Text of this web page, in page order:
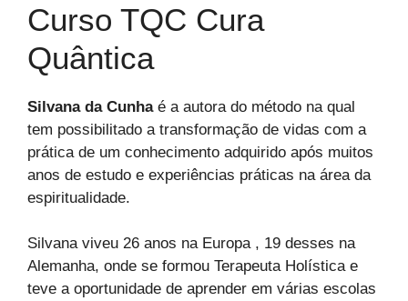
Curso TQC Cura
Quântica
Silvana da Cunhaé a autora do método na qual
tem possibilitado a transformação de vidas com a
prática de um conhecimento adquirido após muitos
anos de estudo e experiências práticas na área da
espiritualidade.
Silvana viveu 26 anos na Europa , 19 desses na
Alemanha, onde se formou Terapeuta Holística e
teve a oportunidade de aprender em várias escolas